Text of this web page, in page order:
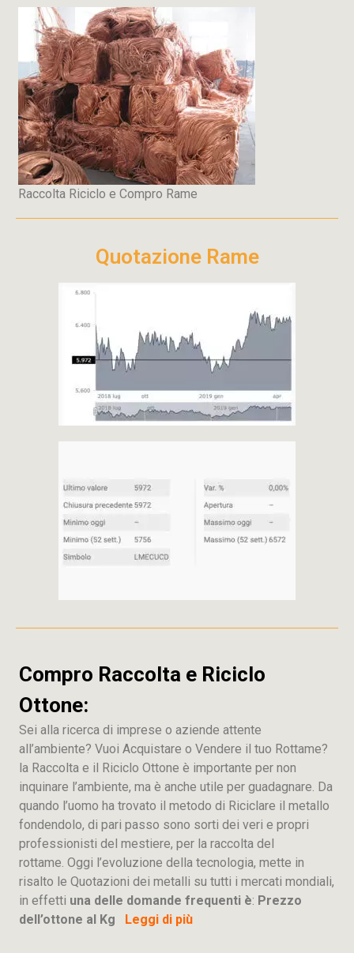
Raccolta Riciclo e Compro Rame
Quotazione Rame
Compro Raccolta e Riciclo
Ottone:
Sei alla ricerca di imprese o aziende attente
all’ambiente? Vuoi Acquistare o Vendere il tuo Rottame?
la Raccolta e il Riciclo Ottone è importante per non
inquinare l’ambiente, ma è anche utile per guadagnare. Da
quando l’uomo ha trovato il metodo di Riciclare il metallo
fondendolo, di pari passo sono sorti dei veri e propri
professionisti del mestiere, per la raccolta del
rottame. Oggi l’evoluzione della tecnologia, mette in
risalto le Quotazioni dei metalli su tutti i mercati mondiali,
in effetti una delle domande frequenti è: Prezzo
dell’ottone al Kg Leggi di più